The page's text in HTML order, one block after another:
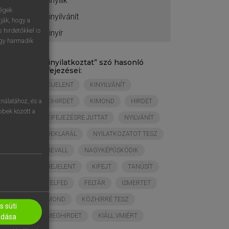
kinyilvánít
kinyír
kinyilatkoztat” szó hasonló
kifejezései:
KIJELENT KINYILVÁNÍT
KIHIRDET KIMOND HIRDET
KIFEJEZÉSRE JUTTAT NYILVÁNÍT
DEKLARÁL NYILATKOZATOT TESZ
BEVALL NAGYKÉPŰSKÖDIK
BEJELENT KIFEJT TANÚSÍT
FELFED FELTÁR ISMERTET
MOND KÖZHÍRRÉ TESZ
MEGHIRDET KIÁLL VMIÉRT
hogy a
hirdetőkkel is
harmadik
és a
között a
süti